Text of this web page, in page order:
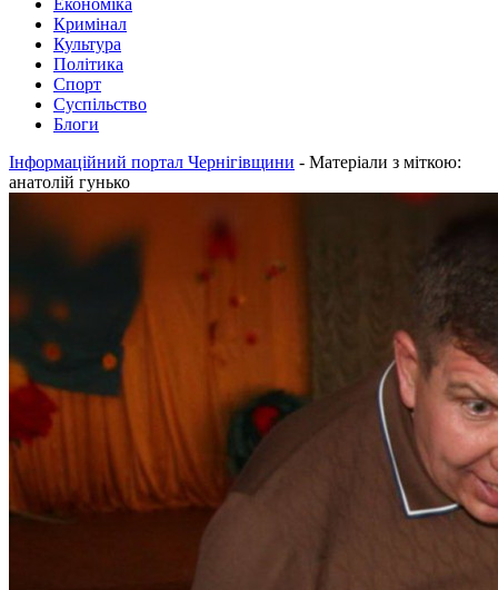
Економіка
Кримінал
Культура
Політика
Спорт
Суспільство
Блоги
Інформаційний портал Чернігівщини - Матеріали з міткою:
анатолій гунько